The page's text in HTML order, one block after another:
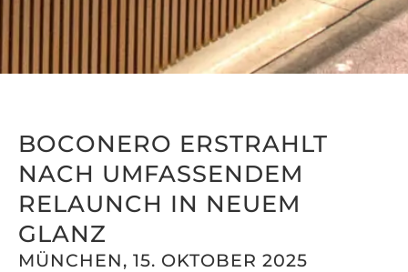
BOCONERO ERSTRAHLT
NACH UM­FAS­SENDEM
RELAUNCH IN NEUEM
GLANZ
MÜNCHEN, 15. OKTOBER 2025